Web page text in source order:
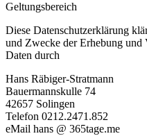
Geltungsbereich
Diese Datenschutzerklärung
und Zwecke der Erhebung und
Daten durch
Hans Räbiger-Stratmann
Bauermannskulle 74
42657 Solingen
Telefon 0212.2471.852
eMail hans @ 365tage.me